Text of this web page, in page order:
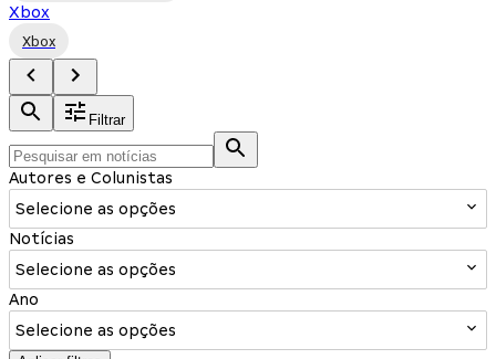
Xbox
Xbox
Filtrar
Autores e Colunistas
Selecione as opções
Notícias
Selecione as opções
Ano
Selecione as opções